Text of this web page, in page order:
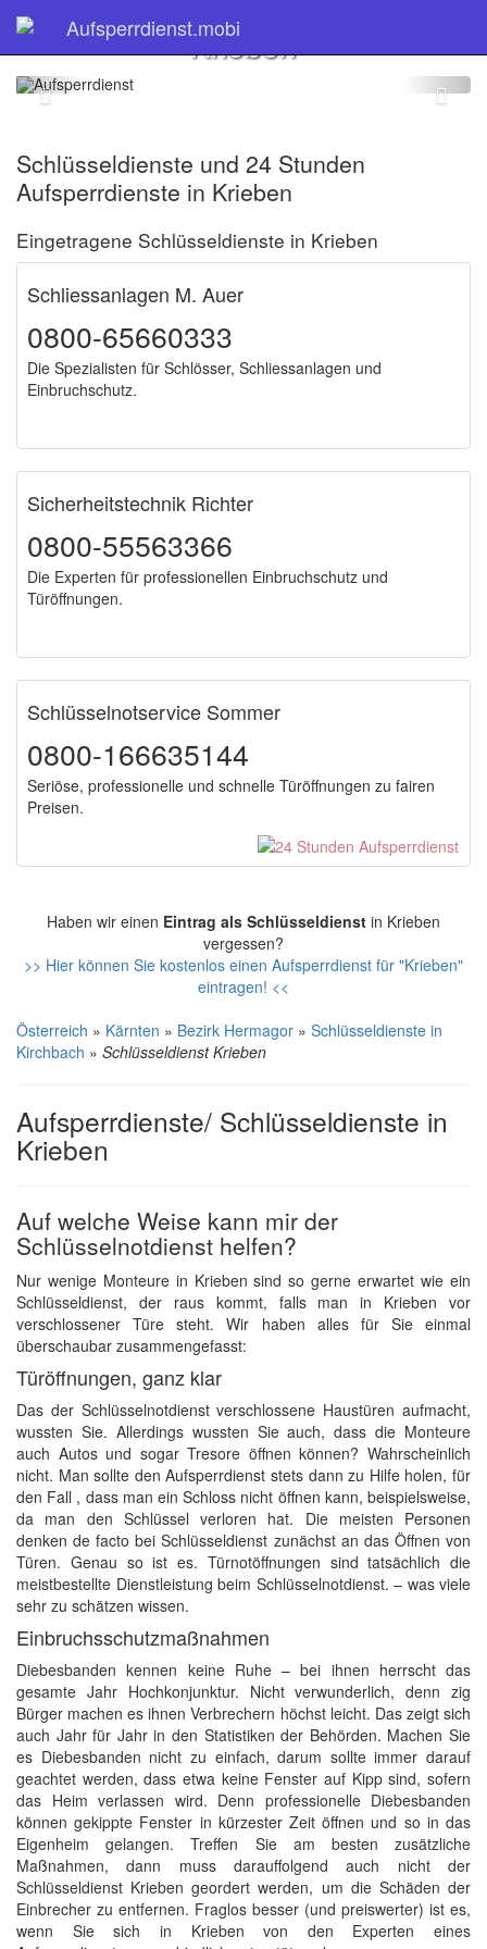
Aufsperrdienst.mobi
Schlüsseldienst
Krieben
Schlüsseldienste und 24 Stunden
Aufsperrdienste in Krieben
Eingetragene Schlüsseldienste in Krieben
Schliessanlagen M. Auer
0800-65660333
Die Spezialisten für Schlösser, Schliessanlagen und
Einbruchschutz.
Sicherheitstechnik Richter
0800-55563366
Die Experten für professionellen Einbruchschutz und
Türöffnungen.
Schlüsselnotservice Sommer
0800-166635144
Seriöse, professionelle und schnelle Türöffnungen zu fairen
Preisen.
Haben wir einen Eintrag als Schlüsseldienst in Krieben
vergessen?
>> Hier können Sie kostenlos einen Aufsperrdienst für "Krieben"
eintragen! <<
Österreich » Kärnten » Bezirk Hermagor » Schlüsseldienste in
Kirchbach » Schlüsseldienst Krieben
Aufsperrdienste/ Schlüsseldienste in
Krieben
Auf welche Weise kann mir der
Schlüsselnotdienst helfen?
Nur wenige Monteure in Krieben sind so gerne erwartet wie ein
Schlüsseldienst, der raus kommt, falls man in Krieben vor
verschlossener Türe steht. Wir haben alles für Sie einmal
überschaubar zusammengefasst:
Türöffnungen, ganz klar
Das der Schlüsselnotdienst verschlossene Haustüren aufmacht,
wussten Sie. Allerdings wussten Sie auch, dass die Monteure
auch Autos und sogar Tresore öffnen können? Wahrscheinlich
nicht. Man sollte den Aufsperrdienst stets dann zu Hilfe holen, für
den Fall , dass man ein Schloss nicht öffnen kann, beispielsweise,
da man den Schlüssel verloren hat. Die meisten Personen
denken de facto bei Schlüsseldienst zunächst an das Öffnen von
Türen. Genau so ist es. Türnotöffnungen sind tatsächlich die
meistbestellte Dienstleistung beim Schlüsselnotdienst. – was viele
sehr zu schätzen wissen.
Einbruchsschutzmaßnahmen
Diebesbanden kennen keine Ruhe – bei ihnen herrscht das
gesamte Jahr Hochkonjunktur. Nicht verwunderlich, denn zig
Bürger machen es ihnen Verbrechern höchst leicht. Das zeigt sich
auch Jahr für Jahr in den Statistiken der Behörden. Machen Sie
es Diebesbanden nicht zu einfach, darum sollte immer darauf
geachtet werden, dass etwa keine Fenster auf Kipp sind, sofern
das Heim verlassen wird. Denn professionelle Diebesbanden
können gekippte Fenster in kürzester Zeit öffnen und so in das
Eigenheim gelangen. Treffen Sie am besten zusätzliche
Maßnahmen, dann muss darauffolgend auch nicht der
Schlüsseldienst Krieben geordert werden, um die Schäden der
Einbrecher zu entfernen. Fraglos besser (und preiswerter) ist es,
wenn Sie sich in Krieben von den Experten eines